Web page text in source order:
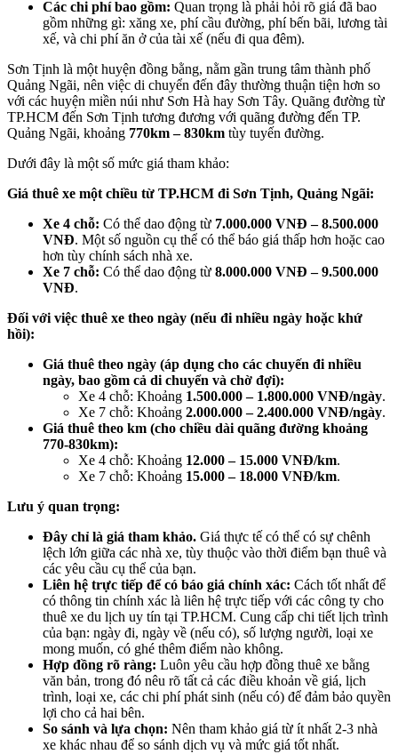
Các chi phí bao gồm: Quan trọng là phải hỏi rõ giá đã bao
gồm những gì: xăng xe, phí cầu đường, phí bến bãi, lương tài
xế, và chi phí ăn ở của tài xế (nếu đi qua đêm).
Sơn Tịnh là một huyện đồng bằng, nằm gần trung tâm thành phố
Quảng Ngãi, nên việc di chuyển đến đây thường thuận tiện hơn so
với các huyện miền núi như Sơn Hà hay Sơn Tây. Quãng đường từ
TP.HCM đến Sơn Tịnh tương đương với quãng đường đến TP.
Quảng Ngãi, khoảng 770km – 830km tùy tuyến đường.
Dưới đây là một số mức giá tham khảo:
Giá thuê xe một chiều từ TP.HCM đi Sơn Tịnh, Quảng Ngãi:
Xe 4 chỗ: Có thể dao động từ 7.000.000 VNĐ – 8.500.000
VNĐ. Một số nguồn cụ thể có thể báo giá thấp hơn hoặc cao
hơn tùy chính sách nhà xe.
Xe 7 chỗ: Có thể dao động từ 8.000.000 VNĐ – 9.500.000
VNĐ.
Đối với việc thuê xe theo ngày (nếu đi nhiều ngày hoặc khứ
hồi):
Giá thuê theo ngày (áp dụng cho các chuyến đi nhiều
ngày, bao gồm cả di chuyển và chờ đợi):
Xe 4 chỗ: Khoảng 1.500.000 – 1.800.000 VNĐ/ngày.
Xe 7 chỗ: Khoảng 2.000.000 – 2.400.000 VNĐ/ngày.
Giá thuê theo km (cho chiều dài quãng đường khoảng
770-830km):
Xe 4 chỗ: Khoảng 12.000 – 15.000 VNĐ/km.
Xe 7 chỗ: Khoảng 15.000 – 18.000 VNĐ/km.
Lưu ý quan trọng:
Đây chỉ là giá tham khảo. Giá thực tế có thể có sự chênh
lệch lớn giữa các nhà xe, tùy thuộc vào thời điểm bạn thuê và
các yêu cầu cụ thể của bạn.
Liên hệ trực tiếp để có báo giá chính xác: Cách tốt nhất để
có thông tin chính xác là liên hệ trực tiếp với các công ty cho
thuê xe du lịch uy tín tại TP.HCM. Cung cấp chi tiết lịch trình
của bạn: ngày đi, ngày về (nếu có), số lượng người, loại xe
mong muốn, có ghé thêm điểm nào không.
Hợp đồng rõ ràng: Luôn yêu cầu hợp đồng thuê xe bằng
văn bản, trong đó nêu rõ tất cả các điều khoản về giá, lịch
trình, loại xe, các chi phí phát sinh (nếu có) để đảm bảo quyền
lợi cho cả hai bên.
So sánh và lựa chọn: Nên tham khảo giá từ ít nhất 2-3 nhà
xe khác nhau để so sánh dịch vụ và mức giá tốt nhất.